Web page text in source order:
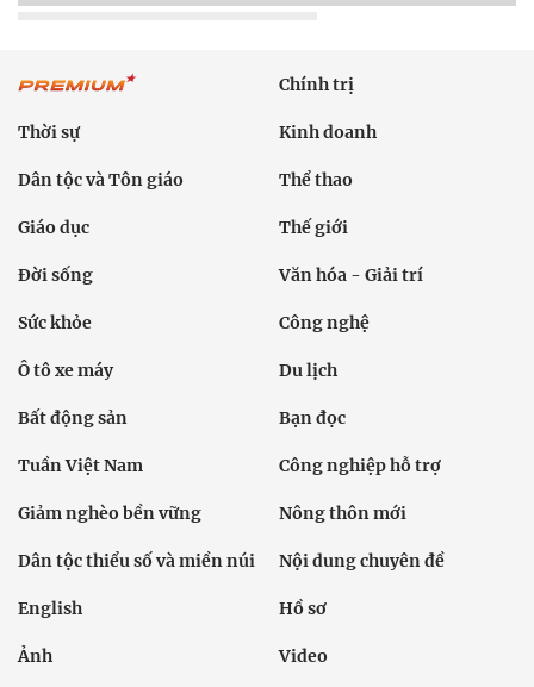
Chính trị
Thời sự Kinh doanh
Dân tộc và Tôn giáo Thể thao
Giáo dục Thế giới
Đời sống Văn hóa - Giải trí
Sức khỏe Công nghệ
Ô tô xe máy Du lịch
Bất động sản Bạn đọc
Tuần Việt Nam Công nghiệp hỗ trợ
Giảm nghèo bền vững Nông thôn mới
Dân tộc thiểu số và miền núi Nội dung chuyên đề
English Hồ sơ
Ảnh Video